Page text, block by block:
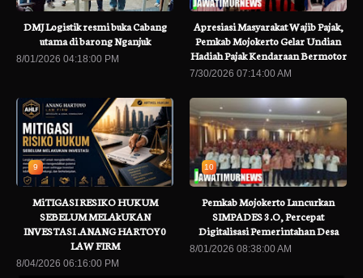
DMJ Logistik resmi buka Cabang
utama di barong Nganjuk
8/01/2026 04:18:00 PM
Apresiasi Masyarakat Wajib Pajak,
Pemkab Mojokerto Gelar Undian
Hadiah Pajak Kendaraan Bermotor
7/30/2026 07:14:00 AM
9
MiTIGASI RESIKO HUKUM
SEBELUM MELAkUKAN
INVESTASI .ANANG HARTOY0
LAW FIRM
8/04/2026 06:16:00 PM
10
Pemkab Mojokerto Luncurkan
SIMPADES 3.O, Percepat
Digitalisasi Pemerintahan Desa
8/01/2026 08:38:00 AM